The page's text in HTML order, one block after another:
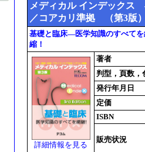
メディカル インデック
／コアカリ準拠 （第3版
基礎と臨床―医学知識のすべて
縮！
詳細情報を見る
著者
判型，頁数，
発行年月日
定価
ISBN
販売状況